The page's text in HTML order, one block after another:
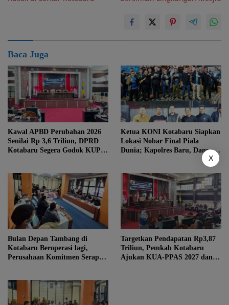
Baca Juga
Kawal APBD Perubahan 2026
Senilai Rp 3,6 Triliun, DPRD
Kotabaru Segera Godok KUPA-
Ketua KONI Kotabaru Siapkan
Lokasi Nobar Final Piala
Dunia; Kapolres Baru, Danyon
hingga Danlanal Turun Tangan
Bulan Depan Tambang di
Kotabaru Beroperasi lagi,
Perusahaan Komitmen Serap
Targetkan Pendapatan Rp3,87
Triliun, Pemkab Kotabaru
Ajukan KUA-PPAS 2027 dan 3
X